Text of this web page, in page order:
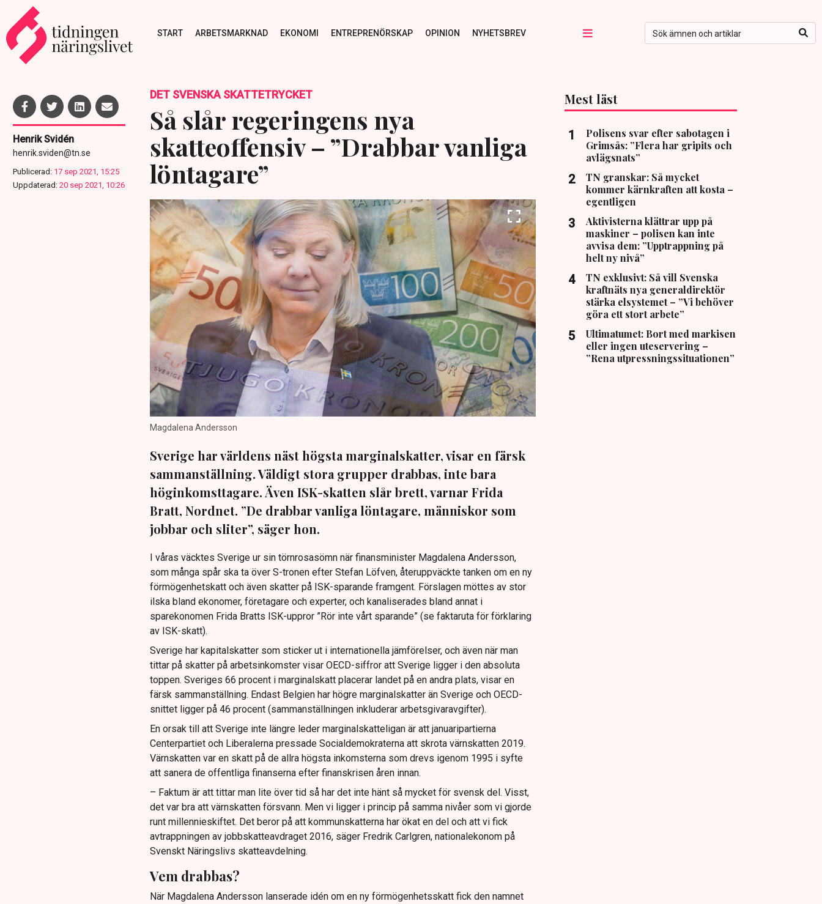
START ARBETSMARKNAD EKONOMI ENTREPRENÖRSKAP OPINION NYHETSBREV
Henrik Svidén
henrik.sviden@tn.se
Publicerad: 17 sep 2021, 15:25
Uppdaterad: 20 sep 2021, 10:26
DET SVENSKA SKATTETRYCKET
Så slår regeringens nya
skatteoffensiv – ”Drabbar vanliga
löntagare”
Magdalena Andersson
Sverige har världens näst högsta marginalskatter, visar en färsk
sammanställning. Väldigt stora grupper drabbas, inte bara
höginkomsttagare. Även ISK-skatten slår brett, varnar Frida
Bratt, Nordnet. ”De drabbar vanliga löntagare, människor som
jobbar och sliter”, säger hon.
I våras väcktes Sverige ur sin törnrosasömn när finansminister Magdalena Andersson,
som många spår ska ta över S-tronen efter Stefan Löfven, återuppväckte tanken om en ny
förmögenhetskatt och även skatter på ISK-sparande framgent. Förslagen möttes av stor
ilska bland ekonomer, företagare och experter, och kanaliserades bland annat i
sparekonomen Frida Bratts ISK-uppror ”Rör inte vårt sparande” (se faktaruta för förklaring
av ISK-skatt).
Sverige har kapitalskatter som sticker ut i internationella jämförelser, och även när man
tittar på skatter på arbetsinkomster visar OECD-siffror att Sverige ligger i den absoluta
toppen. Sveriges 66 procent i marginalskatt placerar landet på en andra plats, visar en
färsk sammanställning. Endast Belgien har högre marginalskatter än Sverige och OECD-
snittet ligger på 46 procent (sammanställningen inkluderar arbetsgivaravgifter).
En orsak till att Sverige inte längre leder marginalskatteligan är att januaripartierna
Centerpartiet och Liberalerna pressade Socialdemokraterna att skrota värnskatten 2019.
Värnskatten var en skatt på de allra högsta inkomsterna som drevs igenom 1995 i syfte
att sanera de offentliga finanserna efter finanskrisen åren innan.
– Faktum är att tittar man lite över tid så har det inte hänt så mycket för svensk del. Visst,
det var bra att värnskatten försvann. Men vi ligger i princip på samma nivåer som vi gjorde
runt millennieskiftet. Det beror på att kommunskatterna har ökat en del och att vi fick
avtrappningen av jobbskatteavdraget 2016, säger Fredrik Carlgren, nationalekonom på
Svenskt Näringslivs skatteavdelning.
Vem drabbas?
När Magdalena Andersson lanserade idén om en ny förmögenhetsskatt fick den namnet
Mest läst
Polisens svar efter sabotagen i
Grimsås: ”Flera har gripits och
avlägsnats”
TN granskar: Så mycket
kommer kärnkraften att kosta –
egentligen
Aktivisterna klättrar upp på
maskiner – polisen kan inte
avvisa dem: ”Upptrappning på
helt ny nivå”
TN exklusivt: Så vill Svenska
kraftnäts nya generaldirektör
stärka elsystemet – ”Vi behöver
göra ett stort arbete”
Ultimatumet: Bort med markisen
eller ingen uteservering –
”Rena utpressningssituationen”